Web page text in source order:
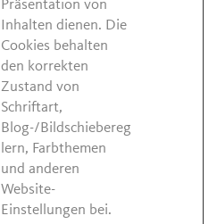
Präsentation von
Inhalten dienen. Die
Cookies behalten
den korrekten
Zustand von
Schriftart,
Blog-/Bildschiebereg
lern, Farbthemen
und anderen
Website-
Einstellungen bei.